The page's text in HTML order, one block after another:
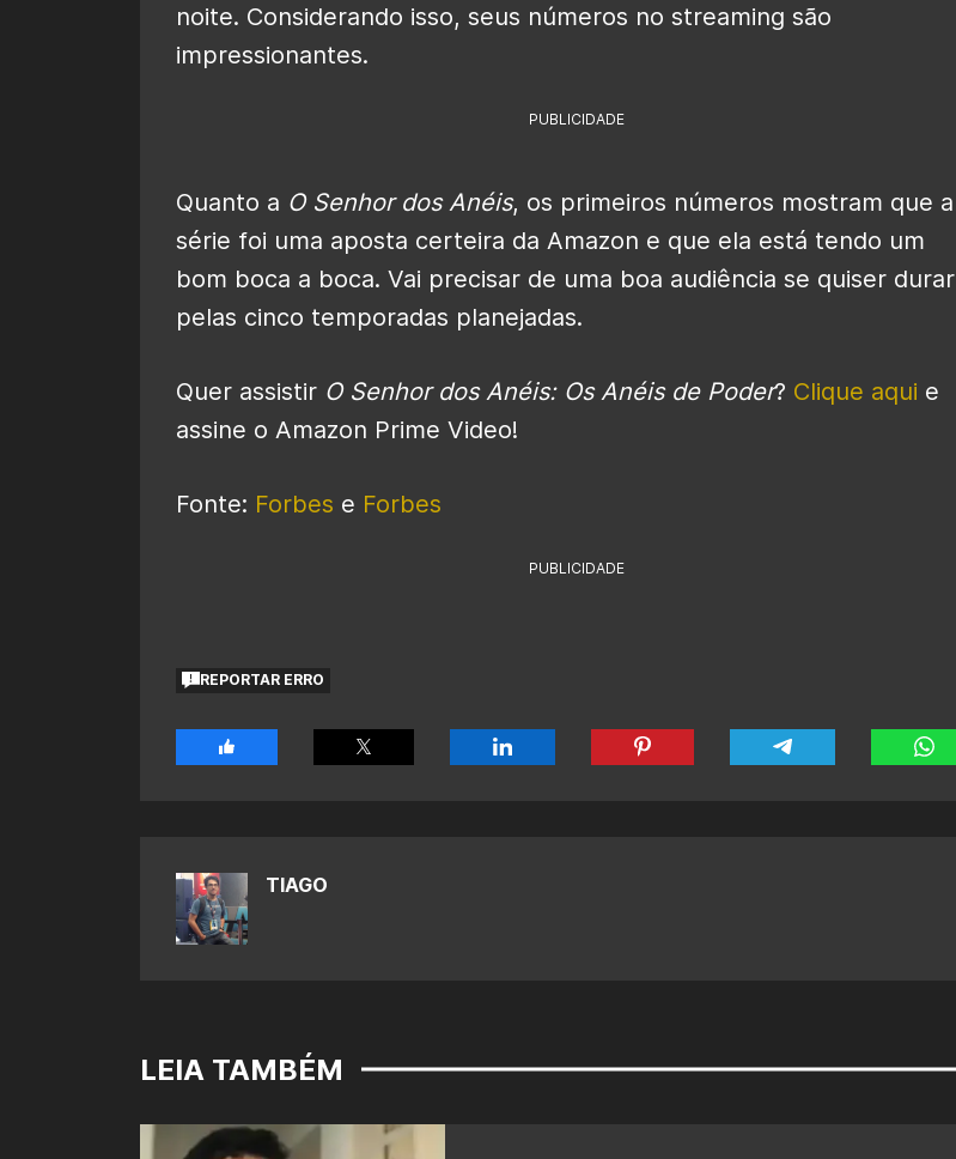
noite. Considerando isso, seus números no streaming são
impressionantes.
PUBLICIDADE
Quanto a O Senhor dos Anéis, os primeiros números mostram que a
série foi uma aposta certeira da Amazon e que ela está tendo um
bom boca a boca. Vai precisar de uma boa audiência se quiser durar
pelas cinco temporadas planejadas.
Quer assistir O Senhor dos Anéis: Os Anéis de Poder? Clique aqui e
assine o Amazon Prime Video!
Fonte: Forbes e Forbes
PUBLICIDADE
REPORTAR ERRO
TIAGO
LEIA TAMBÉM